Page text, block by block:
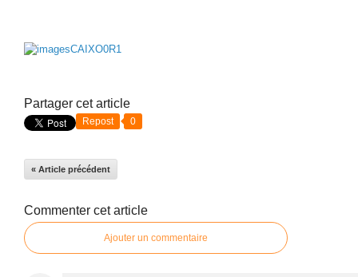
Partager cet article
Repost 0
« Article précédent
Commenter cet article
Ajouter un commentaire